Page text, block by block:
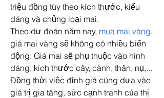
triệu đồng tùy theo kích thước, kiểu
dáng và chủng loại mai.
Theo dự đoán năm nay, mua mai vàng,
giá mai vàng sẽ không có nhiều biến
động. Giá mai sẽ phụ thuộc vào hình
dáng, kích thước cây, cành, thân, nụ,...
Đồng thời việc định giá cũng dựa vào
giá trị gia tăng, sức cạnh tranh của thị